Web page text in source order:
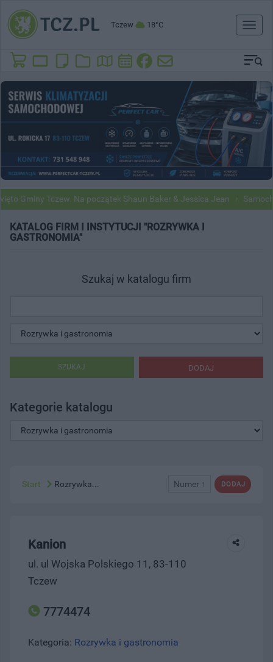
Tczew 18°C
Toggle
Gminy Tczew. Na początek Shaun Baker & Jessica Jean
KATALOG FIRM I INSTYTUCJI "ROZRYWKA I
GASTRONOMIA"
Szukaj w katalogu firm
DODAJ
SZUKAJ
Kategorie katalogu
DODAJ
Numer ↑
Start Rozrywka...
Kanion
ul. ul Wojska Polskiego 11, 83-110
Tczew
7774474
Kategoria: Rozrywka i gastronomia